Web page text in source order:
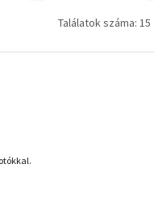
Találatok száma: 15